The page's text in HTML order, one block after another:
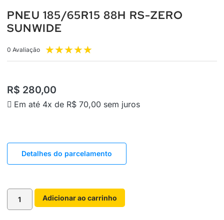
PNEU 185/65R15 88H RS-ZERO
SUNWIDE
0 Avaliação ★★★★★
R$ 280,00
Em até 4x de R$ 70,00 sem juros
Detalhes do parcelamento
Adicionar ao carrinho